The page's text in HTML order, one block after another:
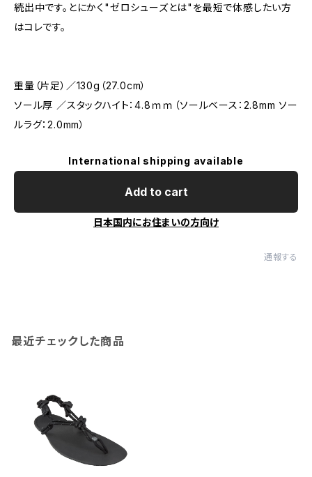
続出中です。とにかく"ゼロシューズとは"を最短で体感したい方
はコレです。
重量（片足）／130g（27.0cm）
ソール厚 ／スタックハイト：4.8ｍｍ（ソールベース：2.8mm ソー
ルラグ：2.0mm）
International shipping available
Add to cart
日本国内にお住まいの方向け
通報する
最近チェックした商品